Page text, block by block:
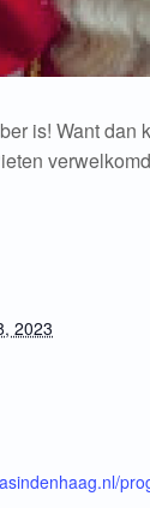
is! Want
2023